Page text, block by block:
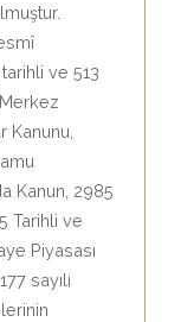
ve 513
Merkez
Kanunu,
Kanun, 2985
Tarihli ve
Piyasası
sayılı